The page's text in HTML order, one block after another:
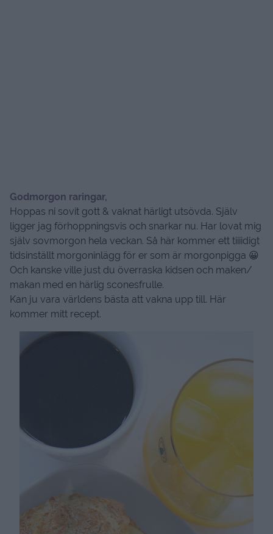
Godmorgon raringar,
Hoppas ni sovit gott & vaknat härligt utsövda. Själv
ligger jag förhoppningsvis och snarkar nu. Har lovat mig
själv sovmorgon hela veckan. Så här kommer ett tiiiidigt
tidsinställt morgoninlägg för er som är morgonpigga 😀
Och kanske ville just du överraska kidsen och maken/
makan med en härlig sconesfrulle.
Kan ju vara världens bästa att vakna upp till. Här
kommer mitt recept.